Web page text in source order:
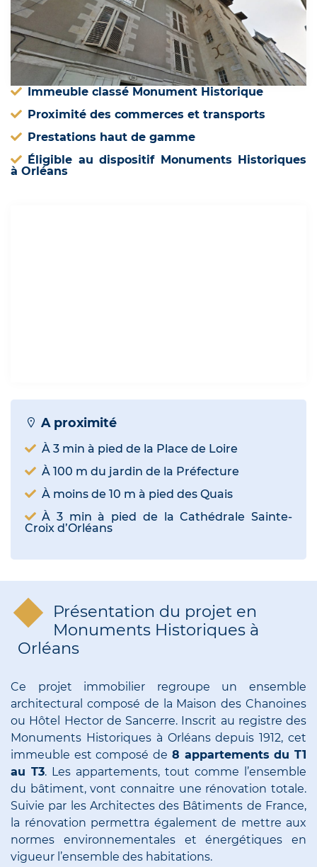
Immeuble classé Monument Historique
Proximité des commerces et transports
Prestations haut de gamme
Éligible au dispositif Monuments Historiques
à Orléans
A proximité
À 3 min à pied de la Place de Loire
À 100 m du jardin de la Préfecture
À moins de 10 m à pied des Quais
À 3 min à pied de la Cathédrale Sainte-
Croix d’Orléans
Présentation du projet en
Monuments Historiques à
Orléans
Ce projet immobilier regroupe un ensemble
architectural composé de la Maison des Chanoines
ou Hôtel Hector de Sancerre. Inscrit au registre des
Monuments Historiques à Orléans depuis 1912, cet
immeuble est composé de 8 appartements du T1
au T3. Les appartements, tout comme l’ensemble
du bâtiment, vont connaitre une rénovation totale.
Suivie par les Architectes des Bâtiments de France,
la rénovation permettra également de mettre aux
normes environnementales et énergétiques en
vigueur l’ensemble des habitations.